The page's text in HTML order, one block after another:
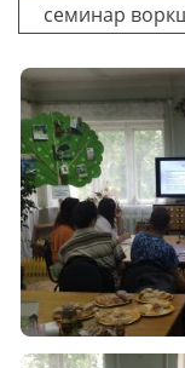
семинар